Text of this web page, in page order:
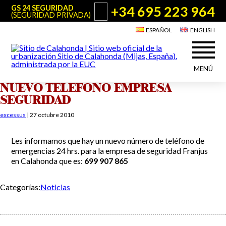
GS 24 SEGURIDAD
(SEGURIDAD PRIVADA)
+34 695 223 964
ESPAÑOL ENGLISH
MENÚ
Acerca de Sitio de Calahonda
Quiénes somos
Servicios de la EUC
Estatutos
Actas e Informes Anuales
Contactar
Utilidades para Residentes y Visitantes
Transporte
Información sobre podas
Noticias
Teléfonos de interés
©2026 E.U.C.Sitio de Calahonda, Calle Monte Paraíso, 6, 29649 Mijas Costa.
NIF: G29178803. Todos los derechos reservados. Diseño y desarrollo:
NUEVO TELEFONO EMPRESA
SEGURIDAD
excessus | 27 octubre 2010
Les informamos que hay un nuevo número de teléfono de
emergencias 24 hrs. para la empresa de seguridad Franjus
en Calahonda que es: 699 907 865
Categorías:Noticias